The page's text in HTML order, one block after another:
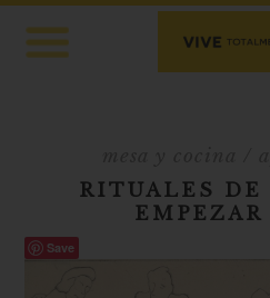
RITUALES DE
Save